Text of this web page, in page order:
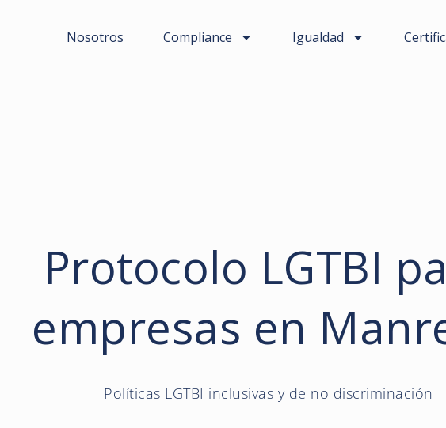
Nosotros Compliance Igualdad
Protocolo LGTBI
empresas en
Políticas LGTBI inclusivas y de no discriminación